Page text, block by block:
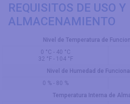
REQUISITOS DE USO Y
ALMACENAMIENTO
Nivel de Temperatura de
0 °C - 40 °C
32 °F - 104 °F
Nivel de Humedad de
0 % - 80 %
Temperatura Interna de